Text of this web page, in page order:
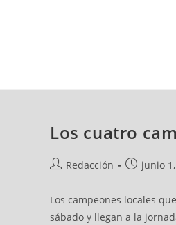
Los cuatro
Redacción junio
Los campeones locales
sábado y llegan a la